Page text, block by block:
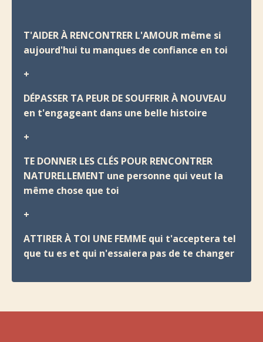
T'AIDER À RENCONTRER L'AMOUR même si
aujourd'hui tu manques de confiance en toi
+
DÉPASSER TA PEUR DE SOUFFRIR À NOUVEAU
en t'engageant dans une belle histoire
+
TE DONNER LES CLÉS POUR RENCONTRER
NATURELLEMENT une personne qui veut la
même chose que toi
+
ATTIRER À TOI UNE FEMME qui t'acceptera tel
que tu es et qui n'essaiera pas de te changer